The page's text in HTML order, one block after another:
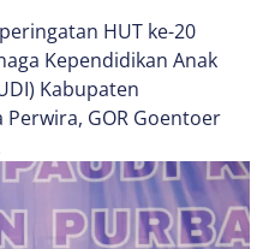
HUT ke-20
Kependidikan Anak
Kabupaten
GOR Goentoer